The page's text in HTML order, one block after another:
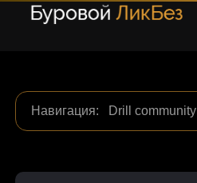
Навигация: Drill community